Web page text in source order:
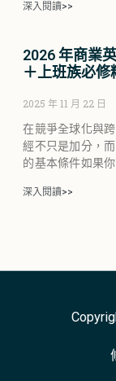
深入閱讀>>
2026 年商業
＋上班族必修
2025 年 11 月 22 日
在競爭全球化與
經不只是加分，
的基本條件如果
深入閱讀>>